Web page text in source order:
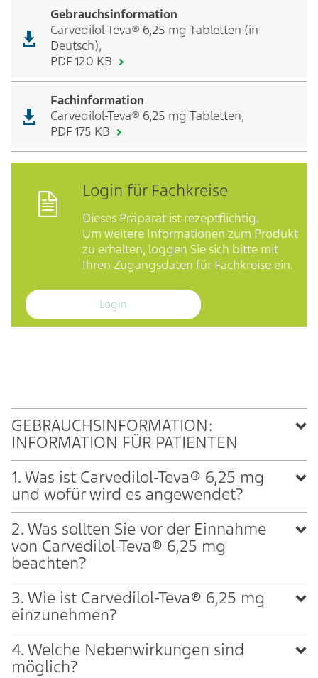
Gebrauchsinformation
Carvedilol-Teva® 6,25 mg Tabletten (in
Deutsch),
PDF 120 KB
Fachinformation
Carvedilol-Teva® 6,25 mg Tabletten,
PDF 175 KB
Login für Fachkreise
Dieses Präparat ist rezeptflichtig.
Um weitere Informationen zum Produkt
zu erhalten, loggen Sie sich bitte mit
Ihren Zugangsdaten für Fachkreise ein.
Login
GEBRAUCHSINFORMATION:
INFORMATION FÜR PATIENTEN
1. Was ist Carvedilol-Teva® 6,25 mg
und wofür wird es angewendet?
2. Was sollten Sie vor der Einnahme
von Carvedilol-Teva® 6,25 mg
beachten?
3. Wie ist Carvedilol-Teva® 6,25 mg
einzunehmen?
4. Welche Nebenwirkungen sind
möglich?